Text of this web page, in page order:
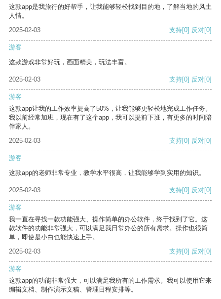
这款app是我旅行的好帮手，让我能够轻松找到目的地，了解当地的风土
人情。
2025-02-03
支持[0] 反对[0]
游客
这款游戏非常好玩，画面精美，玩法丰富。
2025-02-03 支持[0] 反对[0]
游客
这款app让我的工作效率提高了50%，让我能够更轻松地完成工作任务。
我以前经常加班，现在有了这个app，我可以提前下班，有更多的时间陪
伴家人。
2025-02-03
支持[0] 反对[0]
游客
这款app的老师非常专业，教学水平很高，让我能够学到实用的知识。
2025-02-03 支持[0] 反对[0]
游客
我一直在寻找一款功能强大、操作简单的办公软件，终于找到了它。这
款软件的功能非常强大，可以满足我日常办公的所有需求。操作也很简
单，即使是小白也能快速上手。
2025-02-03
支持[0] 反对[0]
游客
这款app的功能非常强大，可以满足我所有的工作需求。我可以使用它来
编辑文档、制作演示文稿、管理日程安排等。